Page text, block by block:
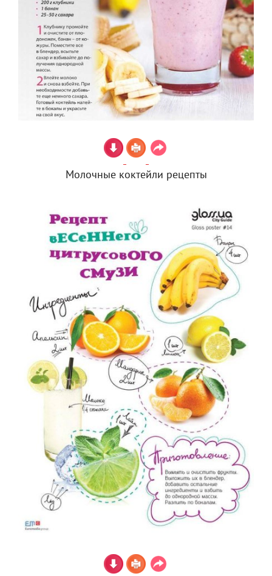
Молочные коктейли рецепты